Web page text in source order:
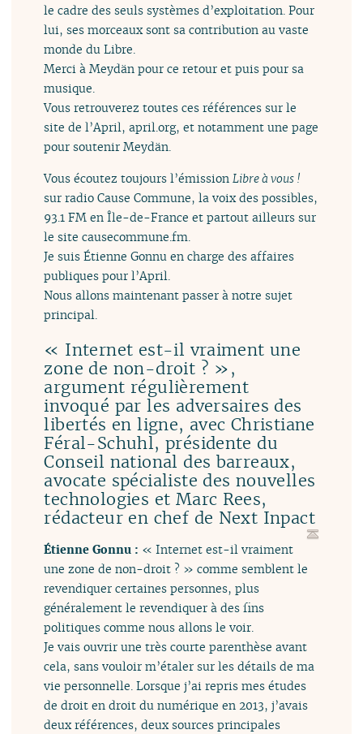
le cadre des seuls systèmes d’exploitation. Pour
lui, ses morceaux sont sa contribution au vaste
monde du Libre.
Merci à Meydän pour ce retour et puis pour sa
musique.
Vous retrouverez toutes ces références sur le
site de l’April, april.org, et notamment une page
pour soutenir Meydän.
Vous écoutez toujours l’émission Libre à vous !
sur radio Cause Commune, la voix des possibles,
93.1 FM en Île-de-France et partout ailleurs sur
le site causecommune.fm.
Je suis Étienne Gonnu en charge des affaires
publiques pour l’April.
Nous allons maintenant passer à notre sujet
principal.
« Internet est-il vraiment une
zone de non-droit ? »,
argument régulièrement
invoqué par les adversaires des
libertés en ligne, avec Christiane
Féral-Schuhl, présidente du
Conseil national des barreaux,
avocate spécialiste des nouvelles
technologies et Marc Rees,
rédacteur en chef de Next Inpact
Étienne Gonnu : « Internet est-il vraiment
une zone de non-droit ? » comme semblent le
revendiquer certaines personnes, plus
généralement le revendiquer à des fins
politiques comme nous allons le voir.
Je vais ouvrir une très courte parenthèse avant
cela, sans vouloir m’étaler sur les détails de ma
vie personnelle. Lorsque j’ai repris mes études
de droit en droit du numérique en 2013, j’avais
deux références, deux sources principales